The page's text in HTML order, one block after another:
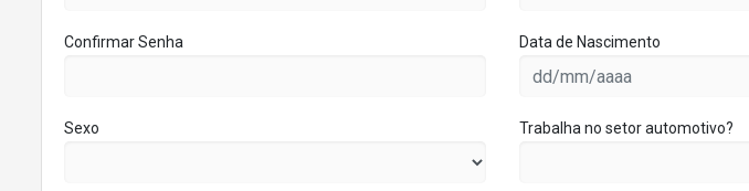
Confirmar Senha Data de Nascimento
Sexo Trabalha no setor automotivo?